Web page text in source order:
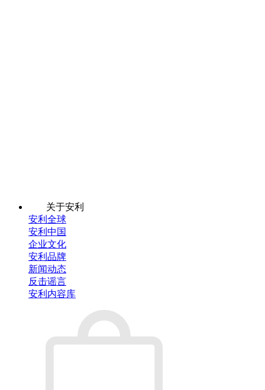
关于安利
安利全球
安利中国
企业文化
安利品牌
新闻动态
反击谣言
安利内容库